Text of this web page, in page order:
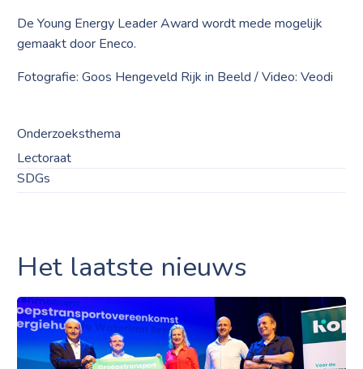
De Young Energy Leader Award wordt mede mogelijk
gemaakt door Eneco.
Fotografie: Goos Hengeveld Rijk in Beeld / Video: Veodi
Onderzoeksthema
Lectoraat
SDGs
Het laatste nieuws